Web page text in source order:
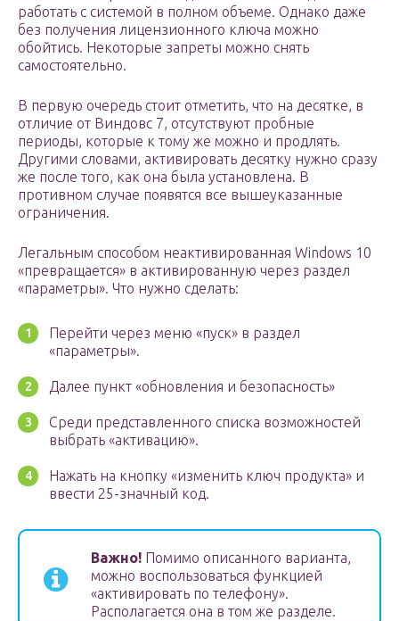
работать с системой в полном объеме. Однако даже
без получения лицензионного ключа можно
обойтись. Некоторые запреты можно снять
самостоятельно.
В первую очередь стоит отметить, что на десятке, в
отличие от Виндовс 7, отсутствуют пробные
периоды, которые к тому же можно и продлять.
Другими словами, активировать десятку нужно сразу
же после того, как она была установлена. В
противном случае появятся все вышеуказанные
ограничения.
Легальным способом неактивированная Windows 10
«превращается» в активированную через раздел
«параметры». Что нужно сделать:
Перейти через меню «пуск» в раздел
«параметры».
Далее пункт «обновления и безопасность»
Среди представленного списка возможностей
выбрать «активацию».
Нажать на кнопку «изменить ключ продукта» и
ввести 25-значный код.
Важно! Помимо описанного варианта,
можно воспользоваться функцией
«активировать по телефону».
Располагается она в том же разделе.